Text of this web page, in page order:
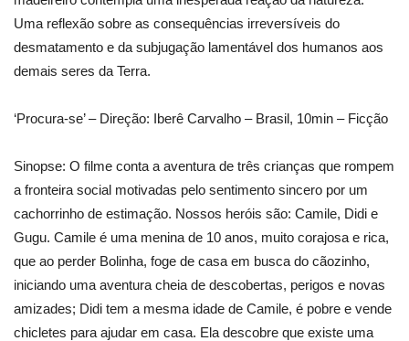
Uma reflexão sobre as consequências irreversíveis do
desmatamento e da subjugação lamentável dos humanos aos
demais seres da Terra.
‘Procura-se’ – Direção: Iberê Carvalho – Brasil, 10min – Ficção
Sinopse: O filme conta a aventura de três crianças que rompem
a fronteira social motivadas pelo sentimento sincero por um
cachorrinho de estimação. Nossos heróis são: Camile, Didi e
Gugu. Camile é uma menina de 10 anos, muito corajosa e rica,
que ao perder Bolinha, foge de casa em busca do cãozinho,
iniciando uma aventura cheia de descobertas, perigos e novas
amizades; Didi tem a mesma idade de Camile, é pobre e vende
chicletes para ajudar em casa. Ela descobre que existe uma